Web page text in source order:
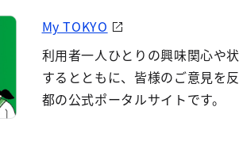
My TOKYO
利用者一人ひとりの興味関心や
するとともに、皆様のご意見を
都の公式ポータルサイトです。